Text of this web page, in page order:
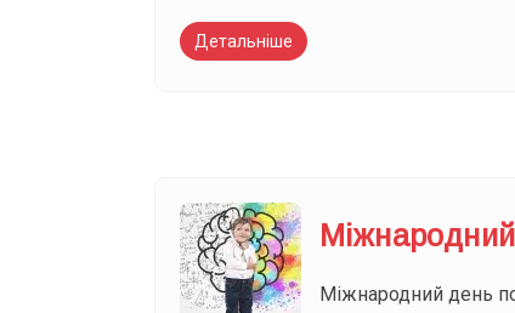
Детальніше
Міжнародний день